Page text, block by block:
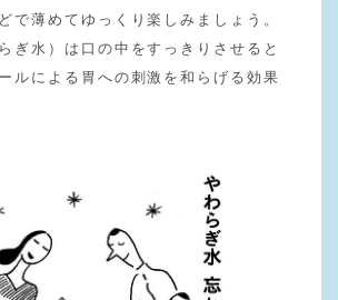
で薄めてゆっくり楽しみましょう。
ぎ水）は口の中をすっきりさせると
ルによる胃への刺激を和らげる効果